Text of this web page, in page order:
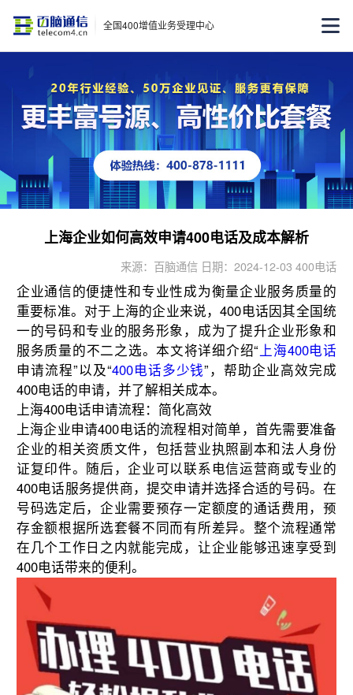
全国400增值业务受理中心
上海企业如何高效申请400电话及成本解析
来源：百脑通信 日期：2024-12-03 400电话
企业通信的便捷性和专业性成为衡量企业服务质量的
重要标准。对于上海的企业来说，400电话因其全国统
一的号码和专业的服务形象，成为了提升企业形象和
服务质量的不二之选。本文将详细介绍“上海400电话
申请流程”以及“400电话多少钱”，帮助企业高效完成
400电话的申请，并了解相关成本。
上海400电话申请流程：简化高效
上海企业申请400电话的流程相对简单，首先需要准备
企业的相关资质文件，包括营业执照副本和法人身份
证复印件。随后，企业可以联系电信运营商或专业的
400电话服务提供商，提交申请并选择合适的号码。在
号码选定后，企业需要预存一定额度的通话费用，预
存金额根据所选套餐不同而有所差异。整个流程通常
在几个工作日之内就能完成，让企业能够迅速享受到
400电话带来的便利。